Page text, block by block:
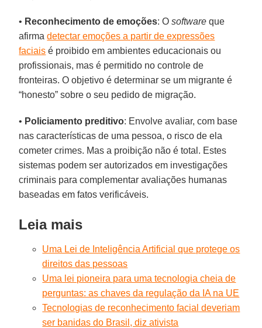
• Reconhecimento de emoções: Osoftware que
afirmadetectar emoções a partir de expressões
faciais é proibido em ambientes educacionais ou
profissionais, mas é permitido no controle de
fronteiras. O objetivo é determinar se um migrante é
“honesto” sobre o seu pedido de migração.
• Policiamento preditivo: Envolve avaliar, com base
nas características de uma pessoa, o risco de ela
cometer crimes. Mas a proibição não é total. Estes
sistemas podem ser autorizados em investigações
criminais para complementar avaliações humanas
baseadas em fatos verificáveis.
Leia mais
Uma Lei de Inteligência Artificial que protege os
direitos das pessoas
Uma lei pioneira para uma tecnologia cheia de
perguntas: as chaves da regulação da IA na UE
Tecnologias de reconhecimento facial deveriam
ser banidas do Brasil, diz ativista